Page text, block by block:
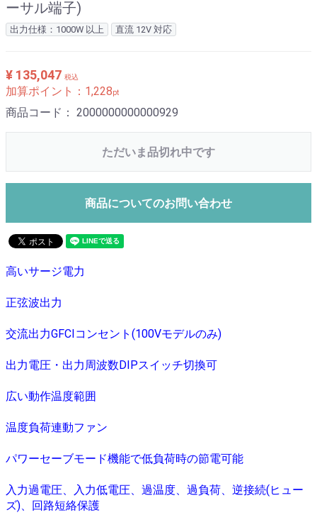
ーサル端子)
出力仕様：1000W 以上 直流 12V 対応
¥ 135,047 税込
加算ポイント： 1,228pt
商品コード： 2000000000000929
ただいま品切れ中です
商品についてのお問い合わせ
高いサージ電力
正弦波出力
交流出力GFCIコンセント(100Vモデルのみ)
出力電圧・出力周波数DIPスイッチ切換可
広い動作温度範囲
温度負荷連動ファン
パワーセーブモード機能で低負荷時の節電可能
入力過電圧、入力低電圧、過温度、過負荷、逆接続(ヒュー
ズ)、回路短絡保護